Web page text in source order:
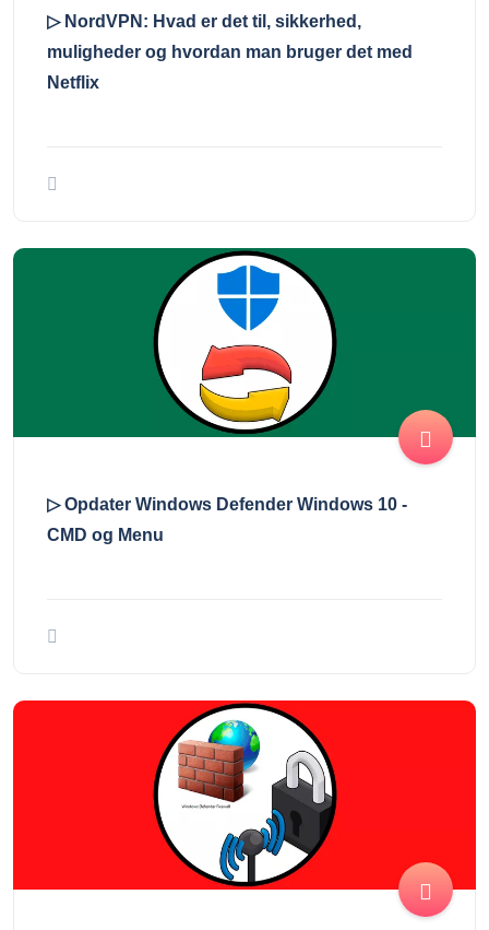
▷ NordVPN: Hvad er det til, sikkerhed,
muligheder og hvordan man bruger det med
Netflix
▷ Opdater Windows Defender Windows 10 -
CMD og Menu